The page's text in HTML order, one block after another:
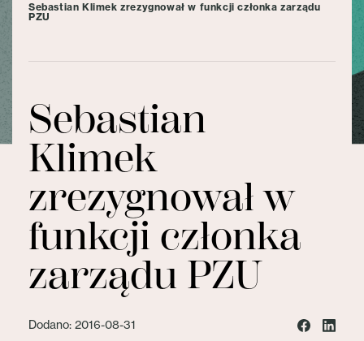
Sebastian Klimek zrezygnował w funkcji członka zarządu
PZU
Sebastian
Klimek
zrezygnował w
funkcji członka
zarządu PZU
Dodano: 2016-08-31